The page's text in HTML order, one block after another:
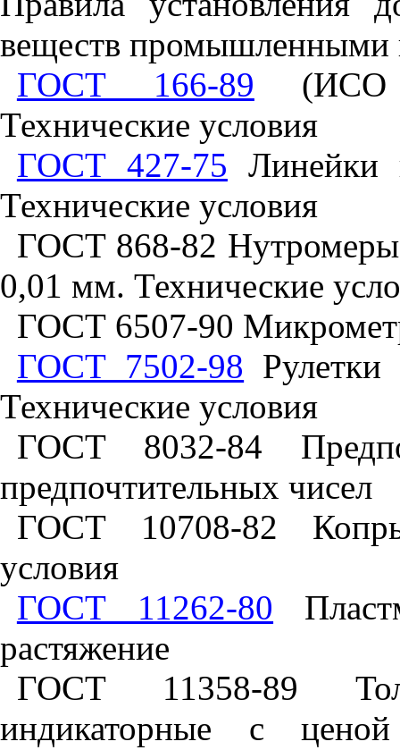
веществ промышленными
ГОСТ 166-89 (ИСО
Технические условия
ГОСТ 427-75 Линейки
Технические условия
ГОСТ 868-82 Нутромеры
0,01 мм. Технические
ГОСТ 6507-90
ГОСТ 7502-98 Рулетки
Технические условия
ГОСТ 8032-84
предпочтительных чисел
ГОСТ 10708-82
условия
ГОСТ 11262-80
растяжение
ГОСТ 11358-89
индикаторные с